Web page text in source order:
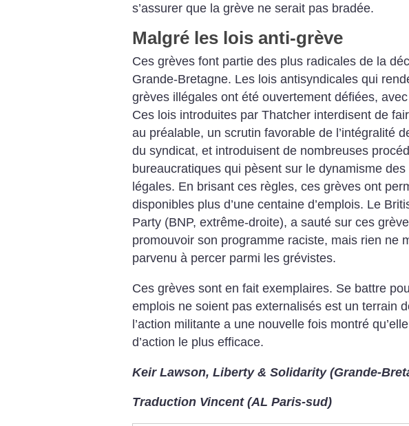
s’assurer que la grève ne serait pas bradée.
Malgré les lois anti-grève
Ces grèves font partie des plus radicales de la
Grande-Bretagne. Les lois antisyndicales qui
grèves illégales ont été ouvertement défiées,
Ces lois introduites par Thatcher interdisent de
au préalable, un scrutin favorable de l’intégralité
du syndicat, et introduisent de nombreuses
bureaucratiques qui pèsent sur le dynamisme
légales. En brisant ces règles, ces grèves ont
disponibles plus d’une centaine d’emplois. Le
Party (BNP, extrême-droite), a sauté sur ces
promouvoir son programme raciste, mais rien ne
parvenu à percer parmi les grévistes.
Ces grèves sont en fait exemplaires. Se battre
emplois ne soient pas externalisés est un terrain
l’action militante a une nouvelle fois montré
d’action le plus efficace.
Keir Lawson, Liberty & Solidarity (Grande-
Traduction Vincent (AL Paris-sud)